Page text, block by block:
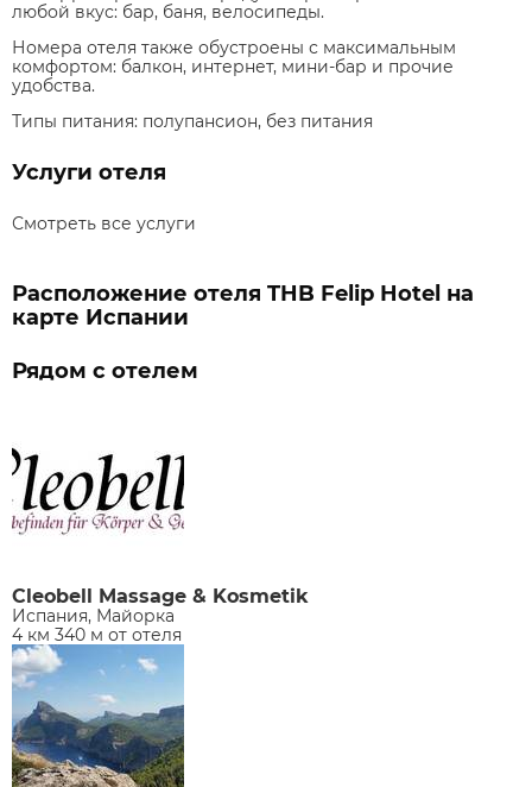
любой вкус: бар, баня, велосипеды.
Номера отеля также обустроены с максимальным
комфортом: балкон, интернет, мини-бар и прочие
удобства.
Типы питания: полупансион, без питания
Услуги отеля
Смотреть все услуги
Расположение отеля THB Felip Hotel на
карте Испании
Рядом с отелем
Cleobell Massage & Kosmetik
Испания, Майорка
4 км 340 м от отеля